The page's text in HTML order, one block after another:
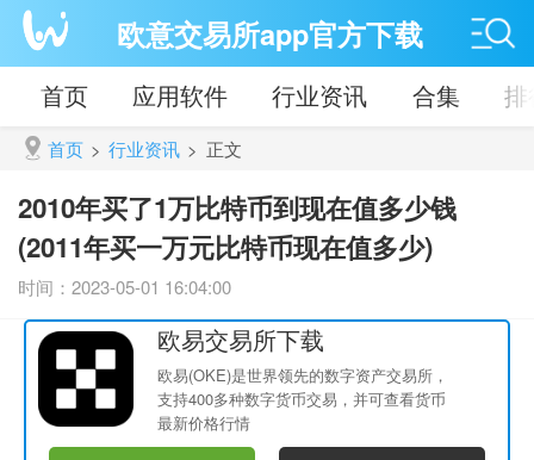
欧意交易所app官方下载
首页 应用软件 行业资讯 合集
首页 > 行业资讯 > 正文
2010年买了1万比特币到现在值多少钱
(2011年买一万元比特币现在值多少)
时间：2023-05-01 16:04:00
欧易交易所下载
欧易(OKE)是世界领先的数字资产交易所，
支持400多种数字货币交易，并可查看货币
最新价格行情